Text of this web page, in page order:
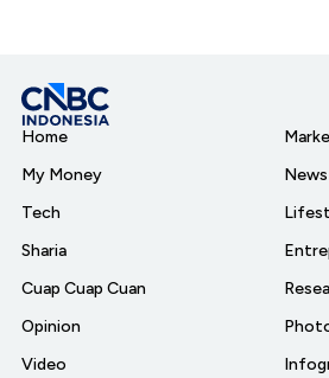
Home
My Money
Tech
Sharia
Cuap Cuap Cuan
Opinion
Video
News